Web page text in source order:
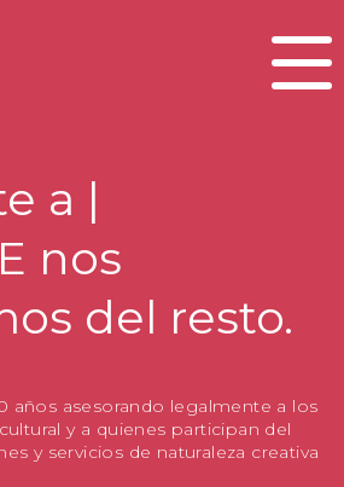
a or
nos
del resto.
años asesorando legalmente a los
y a quienes participan del
y servicios de naturaleza creativa